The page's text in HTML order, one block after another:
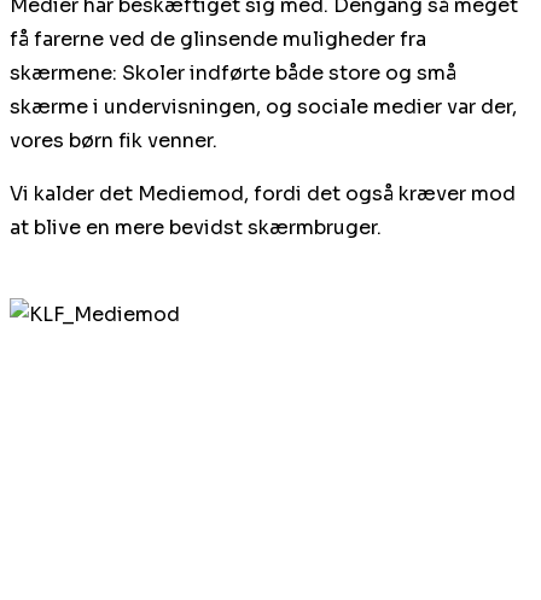
Medier har beskæftiget sig med. Dengang så meget
få farerne ved de glinsende muligheder fra
skærmene: Skoler indførte både store og små
skærme i undervisningen, og sociale medier var der,
vores børn fik venner.
Vi kalder det Mediemod, fordi det også kræver mod
at blive en mere bevidst skærmbruger.